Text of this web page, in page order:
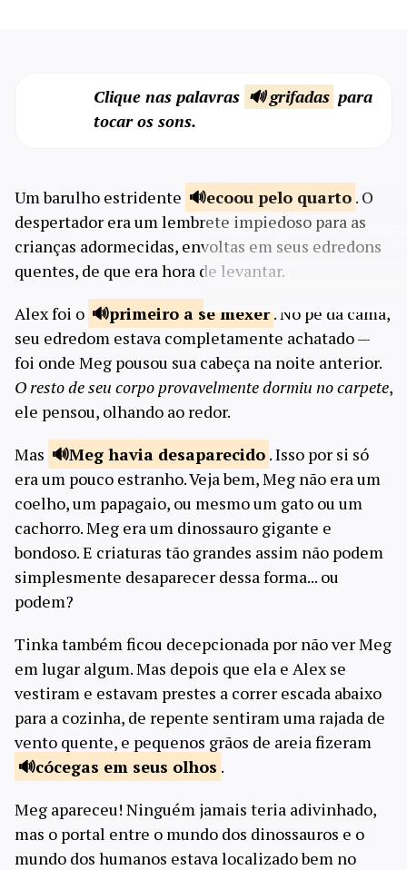
Clique nas palavras 🔊 grifadas para
tocar os sons.
Um barulho estridente ecoou pelo quarto . O
despertador era um lembrete impiedoso para as
crianças adormecidas, envoltas em seus edredons
quentes, de que era hora de levantar.
Alex foi o
primeiro a semexer . No pé da cama,
seu edredom estava completamente achatado —
foi onde Meg pousou sua cabeça na noite anterior.
O resto de seu corpo provavelmente dormiu no carpete,
ele pensou, olhando ao redor.
Mas
Meg havia desaparecido . Isso por si só
era um pouco estranho. Veja bem, Meg não era um
coelho, um papagaio, ou mesmo um gato ou um
cachorro. Meg era um dinossauro gigante e
bondoso. E criaturas tão grandes assim não podem
simplesmente desaparecer dessa forma... ou
podem?
Tinka também ficou decepcionada por não ver Meg
em lugar algum. Mas depois que ela e Alex se
vestiram e estavam prestes a correr escada abaixo
para a cozinha, de repente sentiram uma rajada de
vento quente, e pequenos grãos de areia fizeram
cócegas em seus olhos .
Meg apareceu! Ninguém jamais teria adivinhado,
mas o portal entre o mundo dos dinossauros e o
mundo dos humanos estava localizado bem no